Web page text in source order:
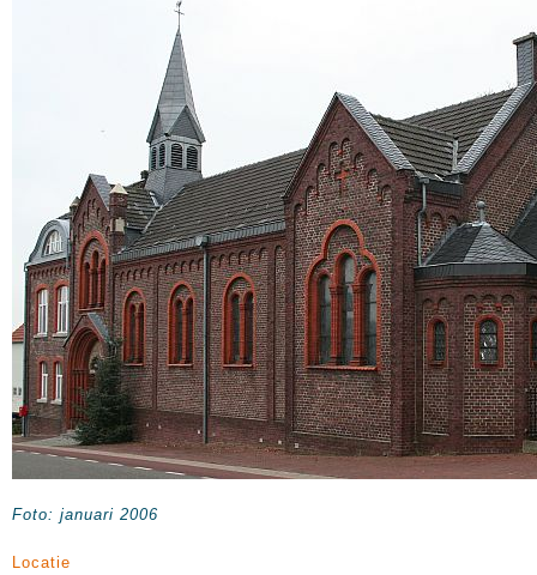
Foto: januari 2006
Locatie